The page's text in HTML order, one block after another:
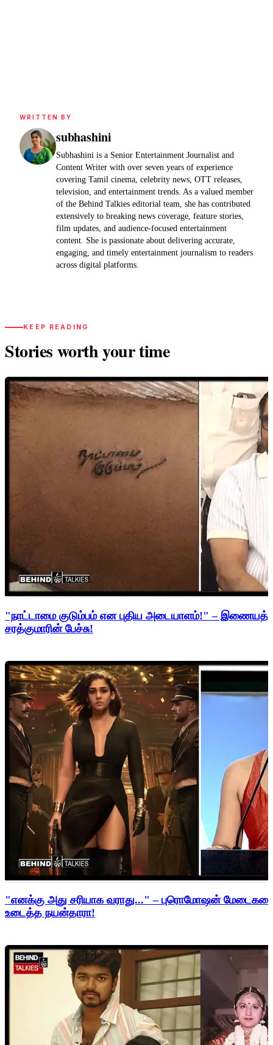
WRITTEN BY
subhashini
Subhashini is a Senior Entertainment Journalist and
Content Writer with over seven years of experience
covering Tamil cinema, celebrity news, OTT releases,
television, and entertainment trends. As a valued member
of the Behind Talkies editorial team, she has contributed
extensively to breaking news coverage, feature stories,
film updates, and audience-focused entertainment
content. She is passionate about delivering accurate,
engaging, and timely entertainment journalism to readers
across digital platforms.
KEEP READING
Stories worth your time
"நாட்டாமை குடும்பம் என புதிய அடையாளம்!" –
சரத்குமாரின் பேச்சு!
"எனக்கு அது சரியாக வராது..." – புரொமோஷன்
உடைத்த நயன்தாரா!